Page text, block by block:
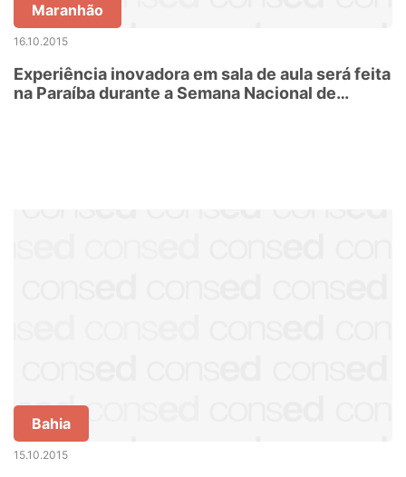
Maranhão
16.10.2015
Experiência inovadora em sala de aula será feita
na Paraíba durante a Semana Nacional de
Bahia
15.10.2015